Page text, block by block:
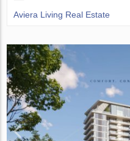
Aviera Living Real Estate